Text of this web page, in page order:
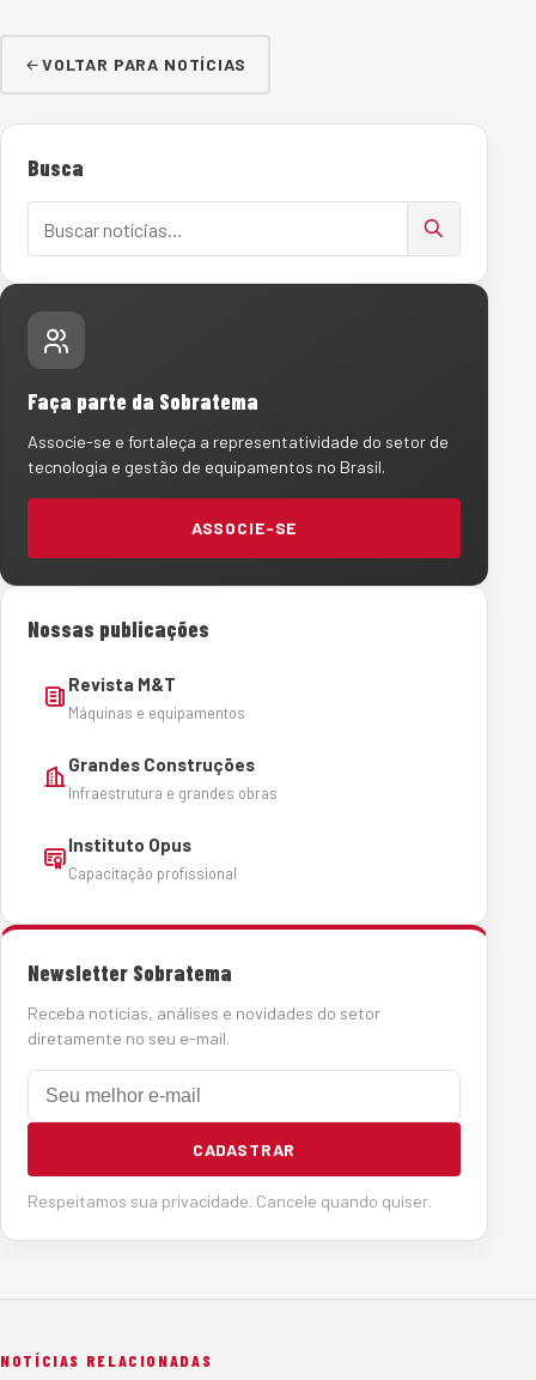
VOLTAR PARA NOTÍCIAS
Busca
Faça parte da Sobratema
Associe-se e fortaleça a representatividade do setor de
tecnologia e gestão de equipamentos no Brasil.
ASSOCIE-SE
Nossas publicações
Revista M&T
Máquinas e equipamentos
Grandes Construções
Infraestrutura e grandes obras
Instituto Opus
Capacitação profissional
Newsletter Sobratema
Receba notícias, análises e novidades do setor
diretamente no seu e-mail.
E-mail
CADASTRAR
Respeitamos sua privacidade. Cancele quando quiser.
NOTÍCIAS RELACIONADAS